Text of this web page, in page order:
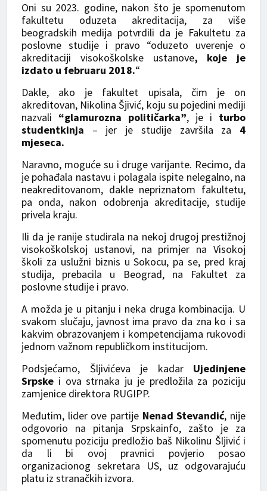
Oni su 2023. godine, nakon što je spomenutom
fakultetu oduzeta akreditacija, za više
beogradskih medija potvrdili da je Fakultetu za
poslovne studije i pravo “oduzeto uverenje o
akreditaciji visokoškolske ustanove, koje je
izdato u februaru 2018.“
Dakle, ako je fakultet upisala, čim je on
akreditovan, Nikolina Šjivić, koju su pojedini mediji
nazvali “glamurozna političarka”, je i turbo
studentkinja – jer je studije završila za 4
mjeseca.
Naravno, moguće su i druge varijante. Recimo, da
je pohađala nastavu i polagala ispite nelegalno, na
neakreditovanom, dakle nepriznatom fakultetu,
pa onda, nakon odobrenja akreditacije, studije
privela kraju.
Ili da je ranije studirala na nekoj drugoj prestižnoj
visokoškolskoj ustanovi, na primjer na Visokoj
školi za uslužni biznis u Sokocu, pa se, pred kraj
studija, prebacila u Beograd, na Fakultet za
poslovne studije i pravo.
A možda je u pitanju i neka druga kombinacija. U
svakom slučaju, javnost ima pravo da zna ko i sa
kakvim obrazovanjem i kompetencijama rukovodi
jednom važnom republičkom institucijom.
Podsjećamo, Šljivićeva je kadar Ujedinjene
Srpske i ova strnaka ju je predložila za poziciju
zamjenice direktora RUGIPP.
Međutim, lider ove partije Nenad Stevandić, nije
odgovorio na pitanja Srpskainfo, zašto je za
spomenutu poziciju predložio baš Nikolinu Šljivić i
da li bi ovoj pravnici povjerio posao
organizacionog sekretara US, uz odgovarajuću
platu iz stranačkih izvora.